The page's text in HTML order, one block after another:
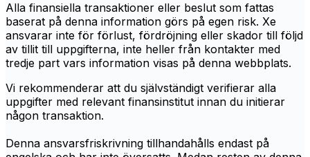
Alla finansiella transaktioner eller beslut som fattas
baserat på denna information görs på egen risk. Xe
ansvarar inte för förlust, fördröjning eller skador till följd
av tillit till uppgifterna, inte heller från kontakter med
tredje part vars information visas på denna webbplats.
Vi rekommenderar att du självständigt verifierar alla
uppgifter med relevant finansinstitut innan du initierar
någon transaktion.
Denna ansvarsfriskrivning tillhandahålls endast på